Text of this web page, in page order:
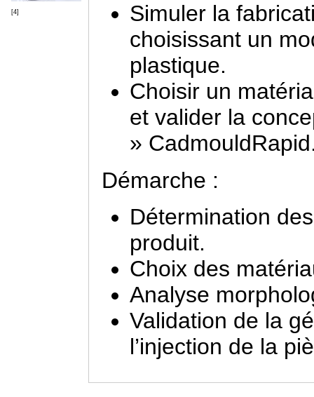
[4]
Simuler la
choisissant un
plastique.
Choisir un
et valider la
»
Démarche :
Détermination
produit.
Choix des
Analyse
Validation de la
l’injection de la